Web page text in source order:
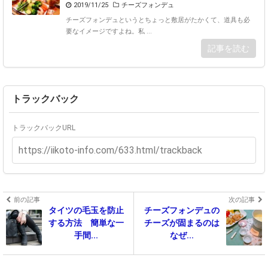
2019/11/25
チーズフォンデュ
チーズフォンデュというとちょっと敷居がたかくて、道具も必
要なイメージですよね。私 ...
記事を読む
トラックバック
トラックバックURL
前の記事
タイツの毛玉を防止
する方法 簡単な一
手間...
次の記事
チーズフォンデュの
チーズが固まるのは
なぜ...